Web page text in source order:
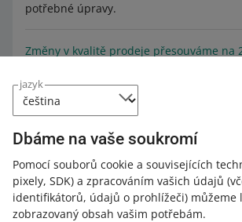
jazyk
Dbáme na vaše soukromí
Pomocí souborů cookie a souvisejících
pixely, SDK) a zpracováním vašich údajů
identifikátorů, údajů o prohlížeči) můžeme
zobrazovaný obsah vašim potřebám.
potřebné úpravy.
Změny v kvalitě prodeje přesouváme na
Zjistěte, co jsme vylepšili v záložce Nové
odkládáme změny v kvalitě prodeje.
aktualizované změny v kvalitě prodeje
25. května 2026 v 11:00
Po oznámení plánovaných změn jsme od